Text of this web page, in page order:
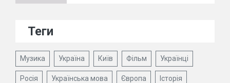
Теги
Музика Україна Київ Фільм Українці
Росія Українська мова Європа Історія